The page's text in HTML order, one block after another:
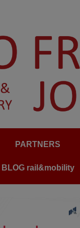
PARTNERS
BLOG rail&mobility